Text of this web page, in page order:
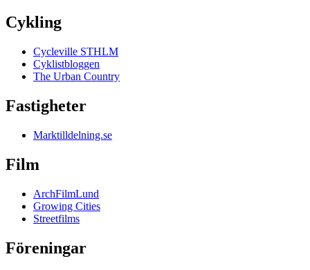
Cykling
Cycleville STHLM
Cyklistbloggen
The Urban Country
Fastigheter
Marktilldelning.se
Film
ArchFilmLund
Growing Cities
Streetfilms
Föreningar